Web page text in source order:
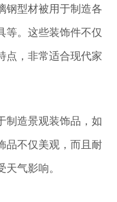
钢型材被用于制造各
等。这些装饰件不仅
点，非常适合现代家
制造景观装饰品，如
品不仅美观，而且耐
气影响。